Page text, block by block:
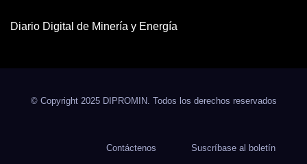
Diario Digital de Minería y Energía
© Copyright 2025 DIPROMIN. Todos los derechos reservados
Contáctenos Suscríbase al boletín